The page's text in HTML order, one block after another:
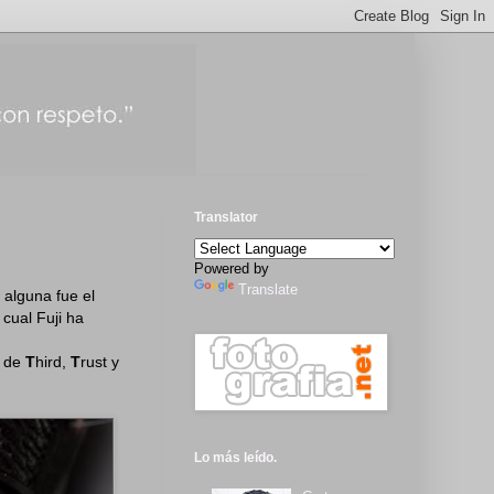
fue el
Fuji ha
Third, Trust y
Translator
Powered by
Translate
Lo más leído.